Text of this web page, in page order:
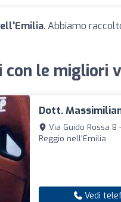
. Abbiamo
con le migliori
Dott.
Via Guido Rossa 8
Reggio nell'Emilia
Vedi